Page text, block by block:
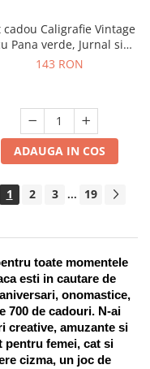
cadou Caligrafie Vintage
Pana verde, Jurnal si
pentru stilou, 9 piese
143 RON
ADAUGA IN COS
1 2 3 ... 19
toate momentele
esti in cautare de
onomastice,
700 de cadouri. N-ai
creative, amuzante si
pentru femei, cat si
cizma, un joc de